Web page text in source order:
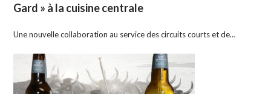
Gard » à la cuisine centrale
Une nouvelle collaboration au service des circuits courts et de…